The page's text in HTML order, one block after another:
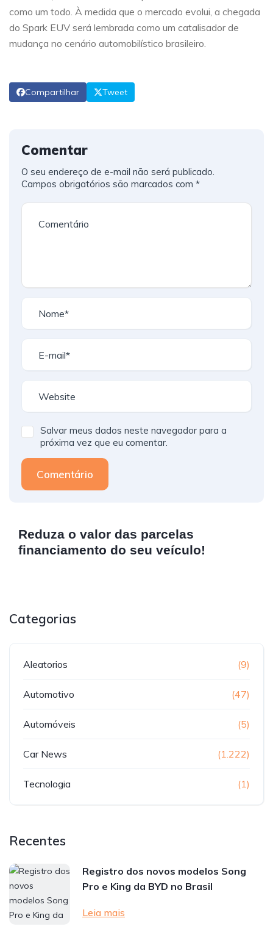
como um todo. À medida que o mercado evolui, a chegada
do Spark EUV será lembrada como um catalisador de
mudança no cenário automobilístico brasileiro.
Compartilhar Tweet
Comentar
O seu endereço de e-mail não será publicado.
Campos obrigatórios são marcados com *
Salvar meus dados neste navegador para a
próxima vez que eu comentar.
Comentário
Reduza o valor das parcelas
financiamento do seu veículo!
Categorias
Aleatorios (9)
Automotivo (47)
Automóveis (5)
Car News (1.222)
Tecnologia (1)
Recentes
Registro dos novos modelos Song
Pro e King da BYD no Brasil
Leia mais